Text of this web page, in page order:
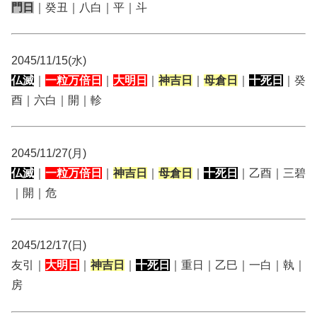
門日
｜癸丑｜八白｜平｜斗
2045/11/15(水)
仏滅
一粒万倍日 大明日 神吉日 母倉日 十死日
｜癸
酉｜六白｜開｜軫
2045/11/27(月)
仏滅
一粒万倍日 神吉日 母倉日 十死日
｜乙酉｜三碧
｜開｜危
2045/12/17(日)
友引｜ 大明日 神吉日 十死日
｜重日｜乙巳｜一白｜執｜
房